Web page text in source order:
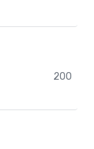
200